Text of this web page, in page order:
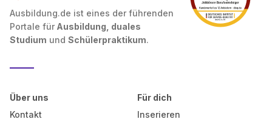
Ausbildung.de ist eines der führenden
Portale für Ausbildung, duales
Studium und Schülerpraktikum.
Über uns
Kontakt
Für dich
Inserieren